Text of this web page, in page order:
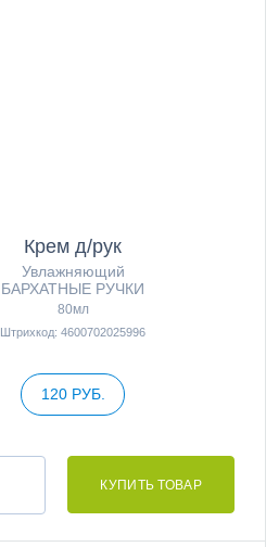
Крем д/рук
Увлажняющий
БАРХАТНЫЕ РУЧКИ
80мл
Штрихкод: 4600702025996
120 РУБ.